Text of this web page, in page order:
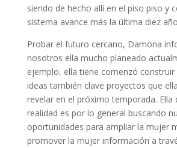
siendo de hecho allí en el piso piso y
sistema avance más la última diez
Probar el futuro cercano, Damona
nosotros ella mucho planeado
ejemplo, ella tiene comenzó construir
ideas también clave proyectos que
revelar en el próximo temporada. Ella
realidad es por lo general buscando
oportunidades para ampliar la mujer
promover la mujer información a